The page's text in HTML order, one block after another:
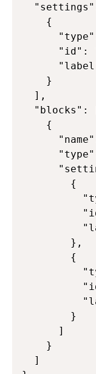
    {
"id":
    }
  ],
"blocks":
    {
"type":
        {
        },
        {
        }
      ]
    }
  ]